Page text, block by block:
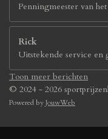
Penningmeester van
Rick
Uitstekende service en
Toon meer berichten
© 2024 - 2026
Powered byJouwWeb